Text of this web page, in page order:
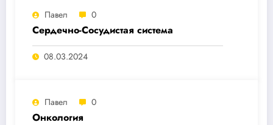
Павел 0
Сердечно-Сосудистая система
08.03.2024
Павел 0
Онкология